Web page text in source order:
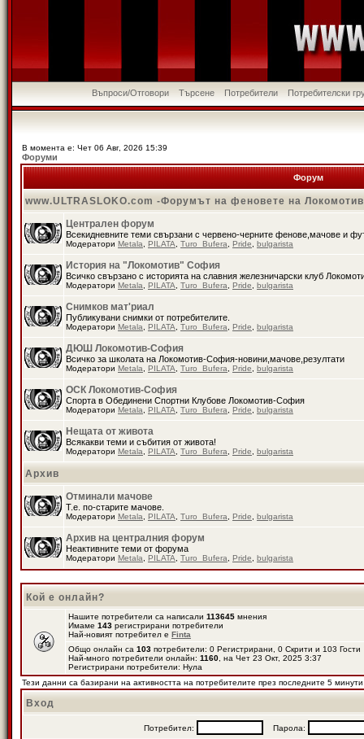
Въпроси/Отговори Търсене Потребители Потребителски
В момента е: Чет 06 Авг, 2026 15:39
Форуми
Форум
www.ULTRASLOKO.com -Форумът на феновете на
Централен форум
Всекидневните теми свързани с червено-черните фенове,мачове и
Модератори Metala PILATA Turo_Bufera Pride bulgarista
История на "Локомотив" София
Всичко свързано с историята на славния железничарски клуб
Модератори Metala PILATA Turo_Bufera Pride bulgarista
Снимков мат'риал
Публикувани снимки от потребителите.
Модератори Metala PILATA Turo_Bufera Pride bulgarista
ДЮШ Локомотив-София
Всичко за школата на Локомотив-София-новини,мачове,резултати
Модератори Metala PILATA Turo_Bufera Pride bulgarista
ОСК Локомотив-София
Спорта в Обединени Спортни Клубове Локомотив-София
Модератори Metala PILATA Turo_Bufera Pride bulgarista
Нещата от живота
Всякакви теми и събития от живота!
Модератори Metala PILATA Turo_Bufera Pride bulgarista
Архив
Отминали мачове
Т.е. по-старите мачове.
Модератори Metala PILATA Turo_Bufera Pride bulgarista
Архив на централния форум
Неактивните теми от форума
Модератори Metala PILATA Turo_Bufera Pride bulgarista
Кой е онлайн?
Нашите потребители са написали 113645 мнения
Имаме 143 регистрирани потребители
Най-новият потребител е Finta
Общо онлайн са 103 потребители: 0 Регистрирани, 0 Скрити и 103
Най-много потребители онлайн: 1160 , на Чет 23 Окт, 2025 3:37
Регистрирани потребители: Нула
Тези данни са базирани на активността на потребителите през последните 5 минути
Вход
Потребител: Парола: